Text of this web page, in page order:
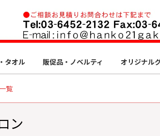
タオル 販促品・ノベルティ オリジナル
覧
ン